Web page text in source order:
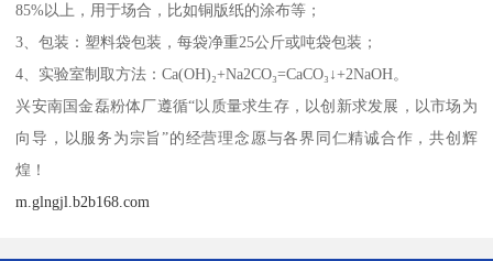
85%以上，用于场合，比如铜版纸的涂布等；
3、包装：塑料袋包装，每袋净重25公斤或吨袋包装；
4、实验室制取方法：Ca(OH)₂+Na2CO₃=CaCO₃↓+2NaOH。
兴安南国金磊粉体厂遵循“以质量求生存，以创新求发展，以市场为
向导，以服务为宗旨”的经营理念愿与各界同仁精诚合作，共创辉
煌！
m.glngjl.b2b168.com